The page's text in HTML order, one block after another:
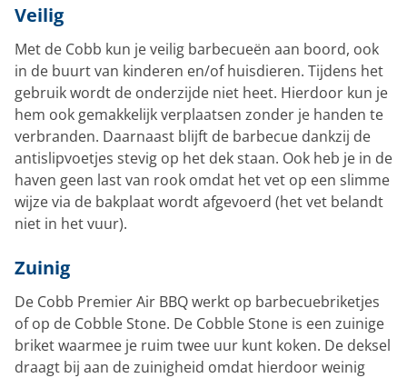
Veilig
Met de Cobb kun je veilig barbecueën aan boord, ook
in de buurt van kinderen en/of huisdieren. Tijdens het
gebruik wordt de onderzijde niet heet. Hierdoor kun je
hem ook gemakkelijk verplaatsen zonder je handen te
verbranden. Daarnaast blijft de barbecue dankzij de
antislipvoetjes stevig op het dek staan. Ook heb je in de
haven geen last van rook omdat het vet op een slimme
wijze via de bakplaat wordt afgevoerd (het vet belandt
niet in het vuur).
Zuinig
De Cobb Premier Air BBQ werkt op barbecuebriketjes
of op de Cobble Stone. De Cobble Stone is een zuinige
briket waarmee je ruim twee uur kunt koken. De deksel
draagt bij aan de zuinigheid omdat hierdoor weinig